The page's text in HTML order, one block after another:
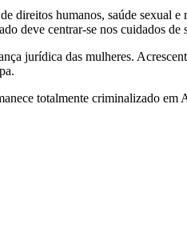
direitos humanos, saúde sexual
deve centrar-se nos cuidados
jurídica das mulheres.
totalmente criminalizado em